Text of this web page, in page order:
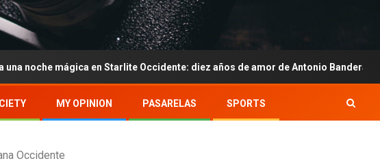
en Starlite Occidente: diez años de amor de Antonio Bandera y Nicole Kimpel
MY OPINION PASARELAS SPORTS
Occidente